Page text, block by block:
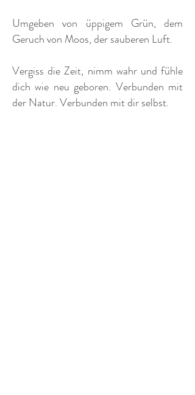
Umgeben von üppigem Grün, dem
Geruch von Moos, der sauberen Luft.​
Vergiss die Zeit, nimm wahr und fühle
dich wie neu geboren. Verbunden mit
der Natur. Verbunden mit dir selbst.